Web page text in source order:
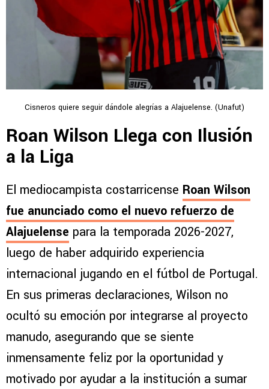
Cisneros quiere seguir dándole alegrías a Alajuelense. (Unafut)
Roan Wilson Llega con Ilusión
a la Liga
El mediocampista costarricense Roan Wilson
fue anunciado como el nuevo refuerzo de
Alajuelense para la temporada 2026-2027,
luego de haber adquirido experiencia
internacional jugando en el fútbol de Portugal.
En sus primeras declaraciones, Wilson no
ocultó su emoción por integrarse al proyecto
manudo, asegurando que se siente
inmensamente feliz por la oportunidad y
motivado por ayudar a la institución a sumar